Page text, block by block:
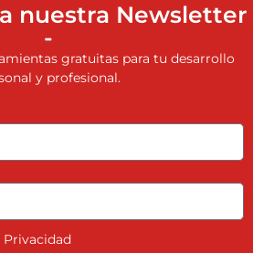
nuestra Newsletter
-
gratuitas para tu desarrollo
y profesional.